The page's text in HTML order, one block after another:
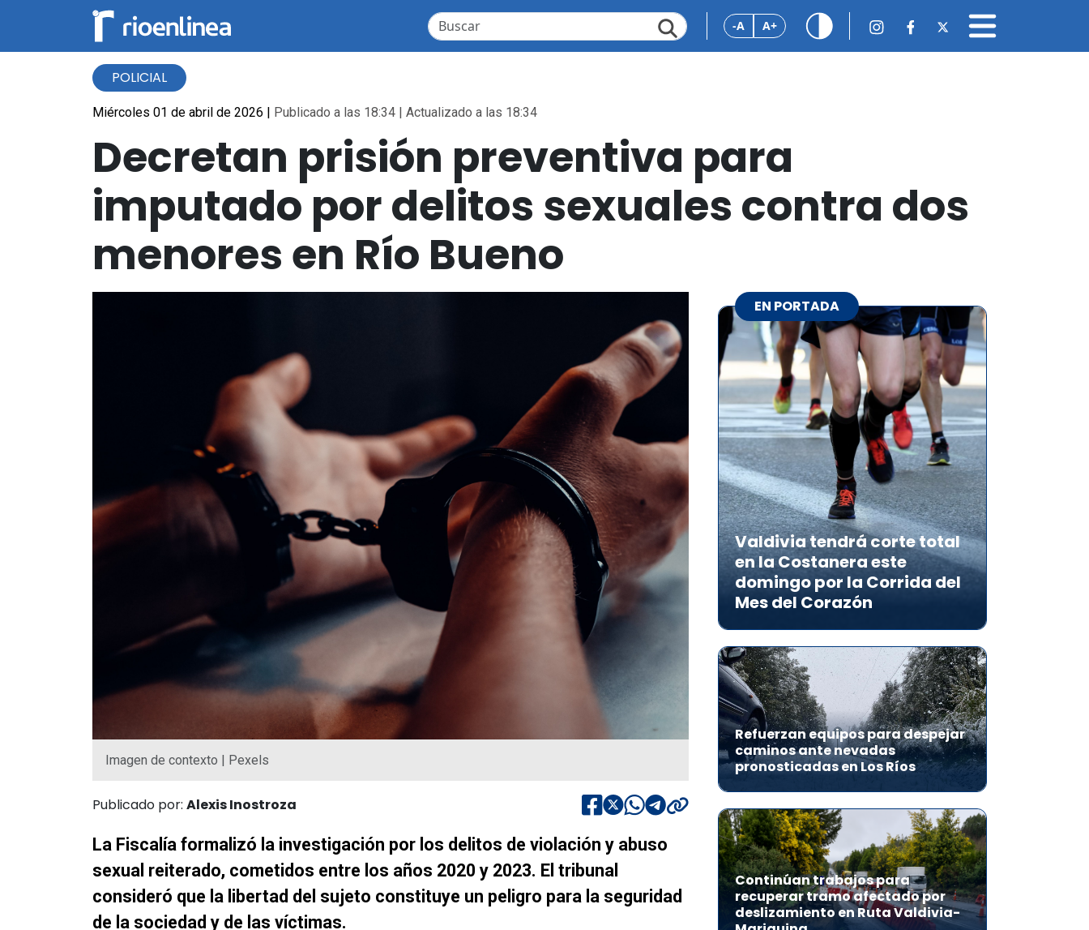
-A A+
POLICIAL
Miércoles 01 de abril de 2026 | Publicado a las 18:34 | Actualizado a las 18:34
Decretan prisión preventiva para
imputado por delitos sexuales contra dos
menores en Río Bueno
Imagen de contexto | Pexels
Publicado por: Alexis Inostroza
La Fiscalía formalizó la investigación por los delitos de violación y abuso
sexual reiterado, cometidos entre los años 2020 y 2023. El tribunal
consideró que la libertad del sujeto constituye un peligro para la seguridad
de la sociedad y de las víctimas.
EN PORTADA
Valdivia tendrá corte total
en la Costanera este
domingo por la Corrida del
Mes del Corazón
Refuerzan equipos para despejar
caminos ante nevadas
pronosticadas en Los Ríos
Continúan trabajos para
recuperar tramo afectado por
deslizamiento en Ruta Valdivia-